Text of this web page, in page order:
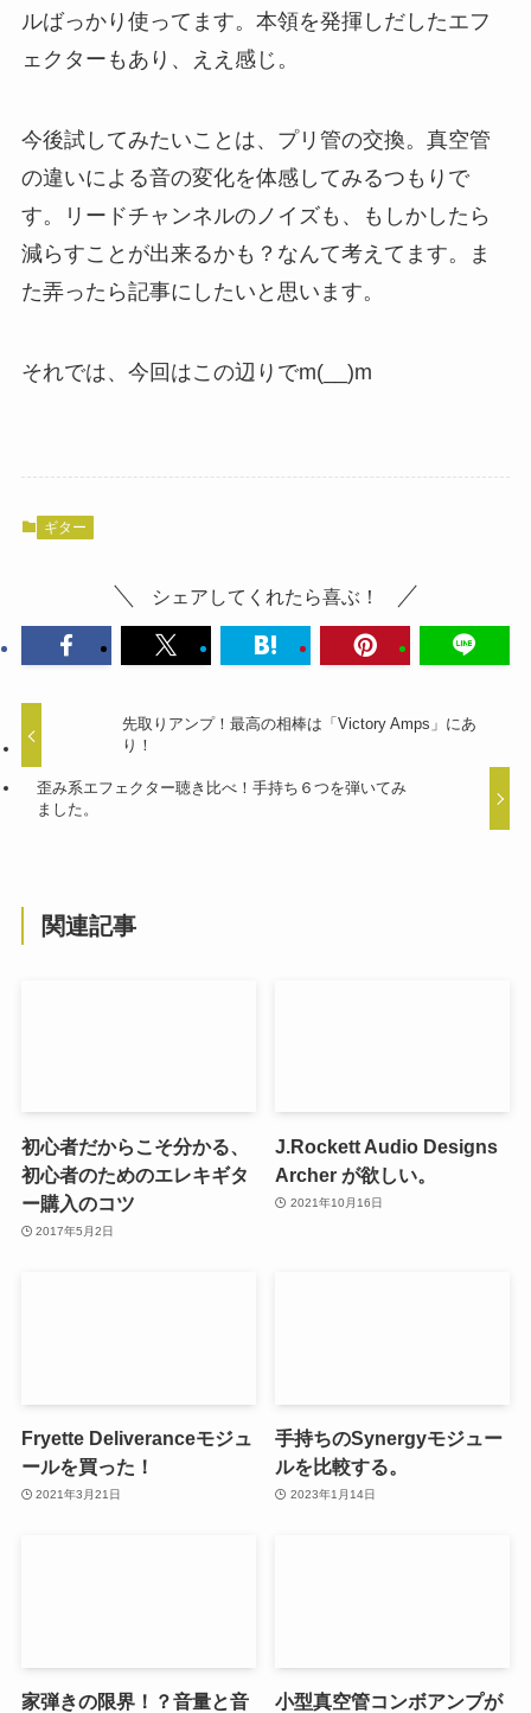
ルばっかり使ってます。本領を発揮しだしたエフ
ェクターもあり、ええ感じ。
今後試してみたいことは、プリ管の交換。真空管
の違いによる音の変化を体感してみるつもりで
す。リードチャンネルのノイズも、もしかしたら
減らすことが出来るかも？なんて考えてます。ま
た弄ったら記事にしたいと思います。
それでは、今回はこの辺りでm(__)m
ギター
シェアしてくれたら喜ぶ！
先取りアンプ！最高の相棒は「Victory Amps」にあ
り！
歪み系エフェクター聴き比べ！手持ち６つを弾いてみ
ました。
関連記事
初心者だからこそ分かる、
初心者のためのエレキギタ
ー購入のコツ
2017年5月2日
J.Rockett Audio Designs
Archer が欲しい。
2021年10月16日
Fryette Deliveranceモジュ
ールを買った！
2021年3月21日
手持ちのSynergyモジュー
ルを比較する。
2023年1月14日
家弾きの限界！？音量と音
小型真空管コンボアンプが